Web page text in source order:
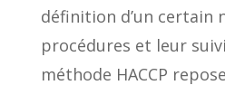
définition d’un certain
procédures et leur
méthode HACCP